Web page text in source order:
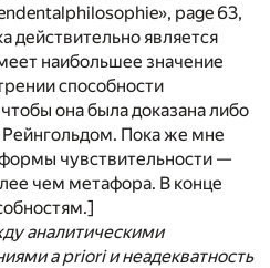
page 63,
действительно является
наибольшее значение
способности
она была доказана либо
Пока же мне
чувствительности —
чем метафора. В конце
аналитическими
a priori и неадекватность